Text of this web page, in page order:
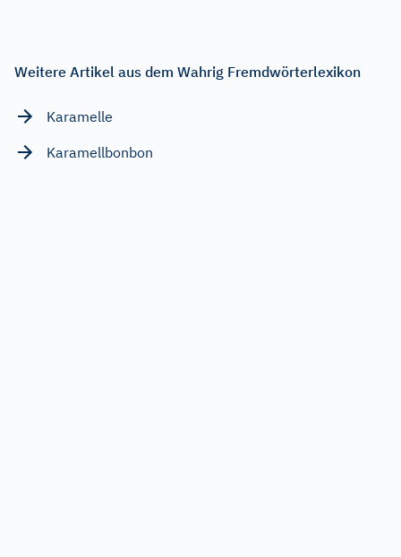
Weitere Artikel aus dem Wahrig Fremdwörterlexikon
Karamelle
Karamellbonbon